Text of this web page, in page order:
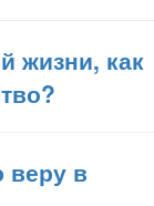
жизни, как
веру в